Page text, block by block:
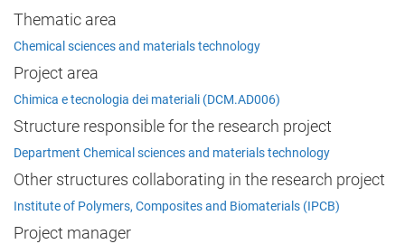
Thematic area
Chemical sciences and materials technology
Project area
Chimica e tecnologia dei materiali (DCM.AD006)
Structure responsible for the research project
Department Chemical sciences and materials technology
Other structures collaborating in the research project
Institute of Polymers, Composites and Biomaterials (IPCB)
Project manager